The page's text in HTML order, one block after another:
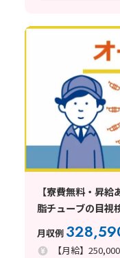
【寮費無料・昇
脂チューブの目視
県羽島市＞
月収例
【月給】